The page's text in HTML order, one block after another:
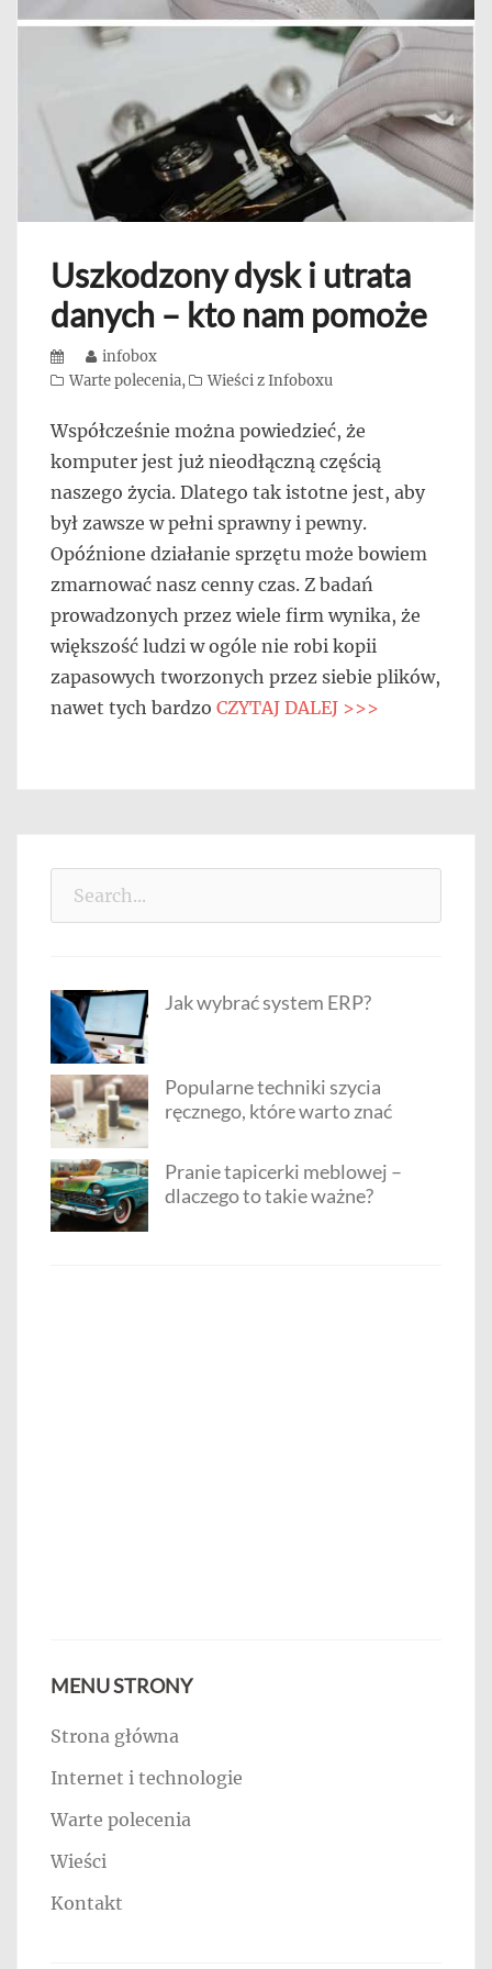
Uszkodzony dysk i utrata
danych – kto nam pomoże
Posted
on
Author
infobox
Categories
Warte polecenia, Wieści z Infoboxu
Współcześnie można powiedzieć, że
komputer jest już nieodłączną częścią
naszego życia. Dlatego tak istotne jest, aby
był zawsze w pełni sprawny i pewny.
Opóźnione działanie sprzętu może bowiem
zmarnować nasz cenny czas. Z badań
prowadzonych przez wiele firm wynika, że
większość ludzi w ogóle nie robi kopii
zapasowych tworzonych przez siebie plików,
nawet tych bardzo CZYTAJ DALEJ >>>
Jak wybrać system ERP?
Popularne techniki szycia
ręcznego, które warto znać
Pranie tapicerki meblowej –
dlaczego to takie ważne?
MENU STRONY
Strona główna
Internet i technologie
Warte polecenia
Wieści
Kontakt